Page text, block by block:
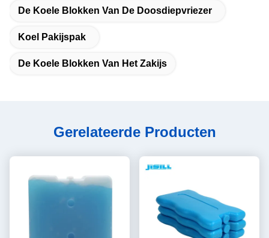
De Koele Blokken Van De Doosdiepvriezer
Koel Pakijspak
De Koele Blokken Van Het Zakijs
Gerelateerde Producten